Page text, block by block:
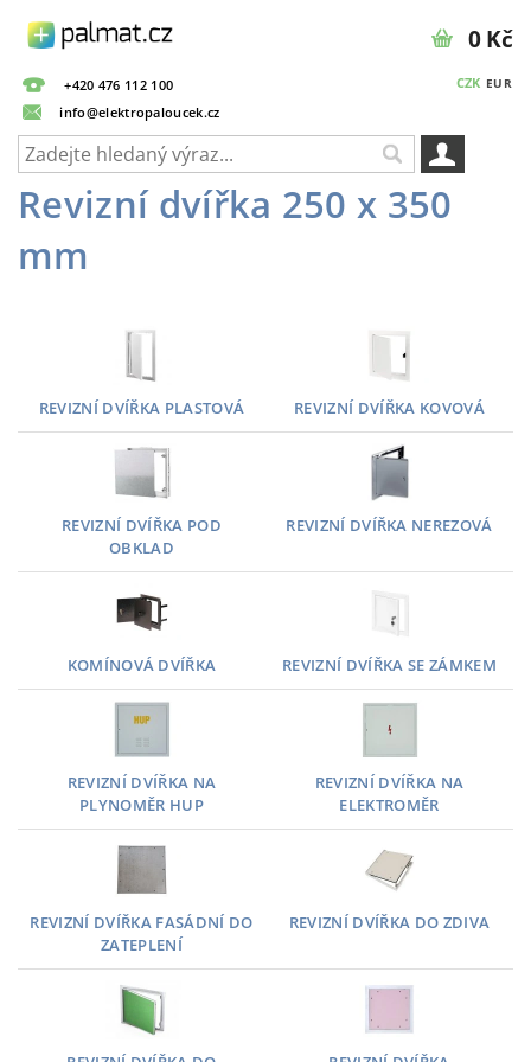
+420 476 112 100
info@elektropaloucek.cz
CZK EUR
0 Kč
Revizní dvířka 250 x 350
mm
REVIZNÍ DVÍŘKA PLASTOVÁ REVIZNÍ DVÍŘKA KOVOVÁ
REVIZNÍ DVÍŘKA POD
OBKLAD
REVIZNÍ DVÍŘKA NEREZOVÁ
KOMÍNOVÁ DVÍŘKA REVIZNÍ DVÍŘKA SE ZÁMKEM
REVIZNÍ DVÍŘKA NA
PLYNOMĚR HUP
REVIZNÍ DVÍŘKA NA
ELEKTROMĚR
REVIZNÍ DVÍŘKA FASÁDNÍ DO
ZATEPLENÍ
REVIZNÍ DVÍŘKA DO ZDIVA